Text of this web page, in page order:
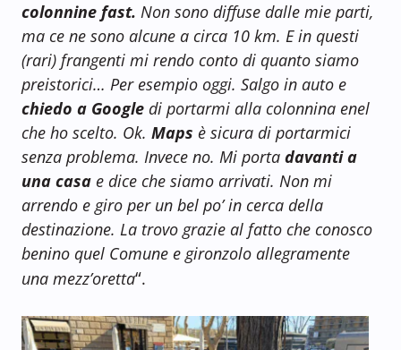
colonnine fast. Non sono diffuse dalle mie parti,
ma ce ne sono alcune a circa 10 km. E in questi
(rari) frangenti mi rendo conto di quanto siamo
preistorici… Per esempio oggi. Salgo in auto e
chiedo a Google di portarmi alla colonnina enel
che ho scelto. Ok. Maps è sicura di portarmici
senza problema. Invece no. Mi porta davanti a
una casa e dice che siamo arrivati. Non mi
arrendo e giro per un bel po’ in cerca della
destinazione. La trovo grazie al fatto che conosco
benino quel Comune e gironzolo allegramente
una mezz’oretta“.